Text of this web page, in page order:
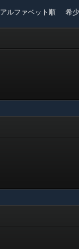
アルファベット順 希